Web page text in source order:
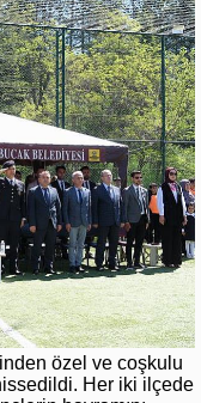
özel ve coşkulu
Her iki ilçede